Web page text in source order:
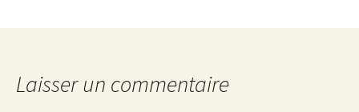
Laisser un commentaire